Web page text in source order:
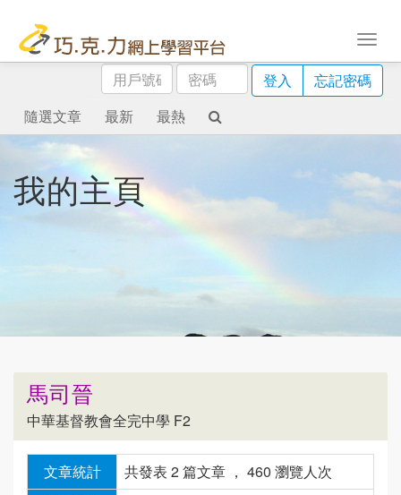
用
戶
號
碼
密
碼
登入
忘記密碼
隨選文章
最新 最熱
我的主頁
馬司晉
中華基督教會全完中學 F2
文章統計
共發表 2 篇文章 ， 460 瀏覽人次